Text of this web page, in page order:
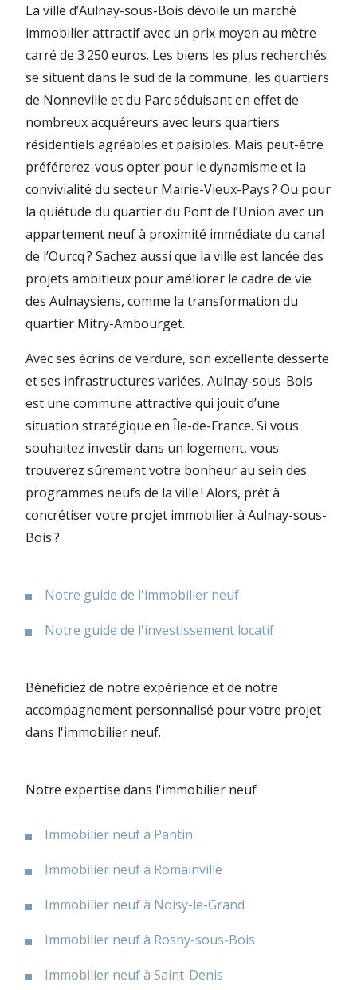
La ville d’Aulnay-sous-Bois dévoile un marché
immobilier attractif avec un prix moyen au mètre
carré de 3 250 euros. Les biens les plus recherchés
se situent dans le sud de la commune, les quartiers
de Nonneville et du Parc séduisant en effet de
nombreux acquéreurs avec leurs quartiers
résidentiels agréables et paisibles. Mais peut-être
préférerez-vous opter pour le dynamisme et la
convivialité du secteur Mairie-Vieux-Pays ? Ou pour
la quiétude du quartier du Pont de l’Union avec un
appartement neuf à proximité immédiate du canal
de l’Ourcq ? Sachez aussi que la ville est lancée des
projets ambitieux pour améliorer le cadre de vie
des Aulnaysiens, comme la transformation du
quartier Mitry-Ambourget.
Avec ses écrins de verdure, son excellente desserte
et ses infrastructures variées, Aulnay-sous-Bois
est une commune attractive qui jouit d’une
situation stratégique en Île-de-France. Si vous
souhaitez investir dans un logement, vous
trouverez sûrement votre bonheur au sein des
programmes neufs de la ville ! Alors, prêt à
concrétiser votre projet immobilier à Aulnay-sous-
Bois ?
Notre guide de l'immobilier neuf
Notre guide de l'investissement locatif
Bénéficiez de notre expérience et de notre
accompagnement personnalisé pour votre projet
dans l'immobilier neuf.
Notre expertise dans l'immobilier neuf
Immobilier neuf à Pantin
Immobilier neuf à Romainville
Immobilier neuf à Noisy-le-Grand
Immobilier neuf à Rosny-sous-Bois
Immobilier neuf à Saint-Denis